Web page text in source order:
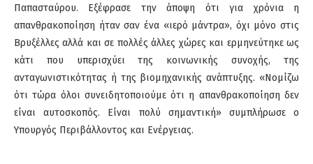
Παπασταύρου. Εξέφρασε την άποψη ότι για χρόνια η
απανθρακοποίηση ήταν σαν ένα «ιερό μάντρα», όχι μόνο στις
Βρυξέλλες αλλά και σε πολλές άλλες χώρες και ερμηνεύτηκε ως
κάτι που υπερισχύει της κοινωνικής συνοχής, της
ανταγωνιστικότητας ή της βιομηχανικής ανάπτυξης. «Νομίζω
ότι τώρα όλοι συνειδητοποιούμε ότι η απανθρακοποίηση δεν
είναι αυτοσκοπός. Είναι πολύ σημαντική» συμπλήρωσε ο
Υπουργός Περιβάλλοντος και Ενέργειας.